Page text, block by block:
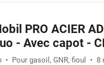
PRO ACIER
- Avec capot -
• Pour gasoil, GNR, fioul • 8